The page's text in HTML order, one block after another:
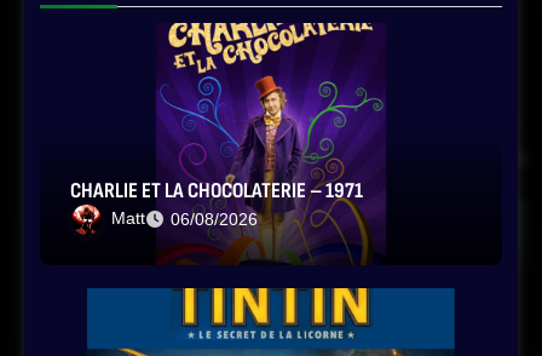
CHARLIE ET LA CHOCOLATERIE – 1971
Matt 06/08/2026